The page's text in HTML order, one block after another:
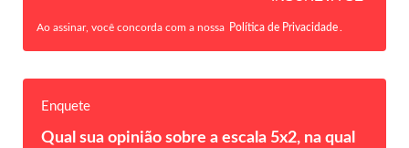
Ao assinar, você concorda com a nossa Política de Privacidade
Enquete
Qual sua opinião sobre a escala 5x2, na qual